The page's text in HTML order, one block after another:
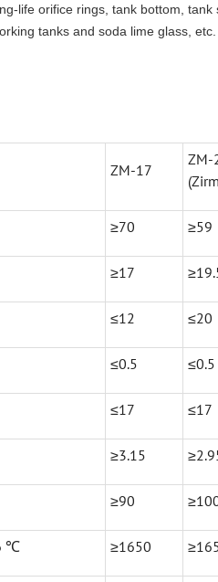
life orifice rings, tank bottom,
tanks and soda lime glass, etc.
ZM-17
ZM-
≥70 ≥59
≥17
≤12 ≤20
≤0.5 ≤0.5
≤17 ≤17
≥3.15
≥90
℃ ≥1650